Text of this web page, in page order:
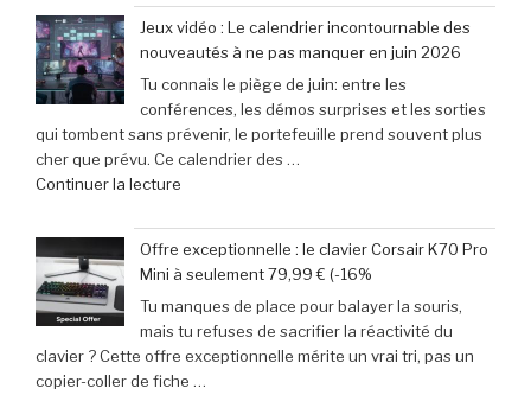
des
passionnés
de
jeux
vidéo
en
Afrique »
31
mai
2026
:
29
escapades
incontournables
votre
week-
end »
Jeux vidéo : Le calendrier incontournable des
nouveautés à ne pas manquer en juin 2026
Tu connais le piège de juin: entre les
conférences, les démos surprises et les sorties
qui tombent sans prévenir, le portefeuille prend souvent plus
cher que prévu. Ce calendrier des …
Continuer la lecture
vidéo
:
Le
calendrier
incontournable
des
nouveautés
Offre exceptionnelle : le clavier Corsair K70 Pro
Mini à seulement 79,99 € (-16%
Tu manques de place pour balayer la souris,
mais tu refuses de sacrifier la réactivité du
clavier ? Cette offre exceptionnelle mérite un vrai tri, pas un
copier-coller de fiche …